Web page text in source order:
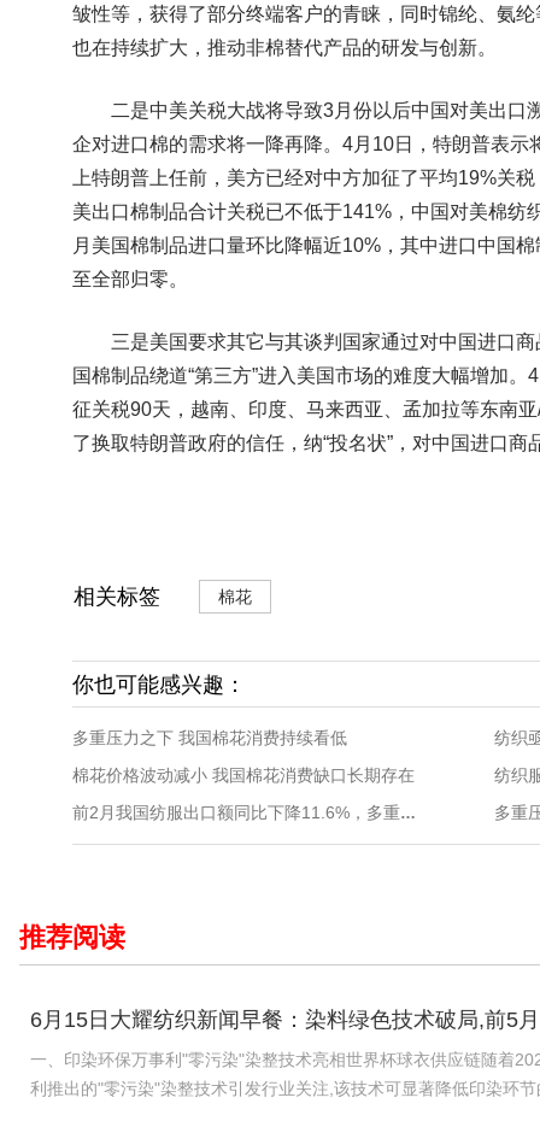
皱性等，获得了部分终端客户的青睐，同时锦纶、氨
也在持续扩大，推动非棉替代产品的研发与创新。
二是中美关税大战将导致3月份以后中国对美出口
企对进口棉的需求将一降再降。4月10日，特朗普表
上特朗普上任前，美方已经对中方加征了平均19%关
美出口棉制品合计关税已不低于141%，中国对美棉纺
月美国棉制品进口量环比降幅近10%，其中进口中国
至全部归零。
三是美国要求其它与其谈判国家通过对中国进口商
国棉制品绕道“第三方”进入美国市场的难度大幅增加
征关税90天，越南、印度、马来西亚、孟加拉等东南
了换取特朗普政府的信任，纳“投名状”，对中国进口商
相关标签 棉花
你也可能感兴趣：
多重压力之下 我国棉花消费持续看低
棉花价格波动减小 我国棉花消费缺口长期存在
前2月我国纺服出口额同比下降11.6%，多重压力考验行业抗风险能力
纺织
纺织
多重
推荐阅读
6月15日大耀纺织新闻早餐：染料绿色技术破局,前5
一、印染环保万事利"零污染"染整技术亮相世界杯球衣供应链随着
利推出的"零污染"染整技术引发行业关注,该技术可显著降低印染环